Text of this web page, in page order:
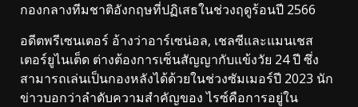
กองกลางทีมชาติอังกฤษที่ปฏิเสธในช่วงฤดูร้อนปี 2566
อดีตพรีเซนเตอร์ อ้างว่าอาร์เซน่อล, เชลซีและแมนเชส
เตอร์ยูไนเต็ด ต่างต้องการเซ็นสัญญากับแข้งวัย 24 ปี ซึ่ง
สามารถเล่นเป็นกองหลังได้ด้วยในช่วงซัมเมอร์ปี 2023 นัก
ข่าวบอกว่าลำดับความสำคัญของ ไรซ์คือการอยู่ใน